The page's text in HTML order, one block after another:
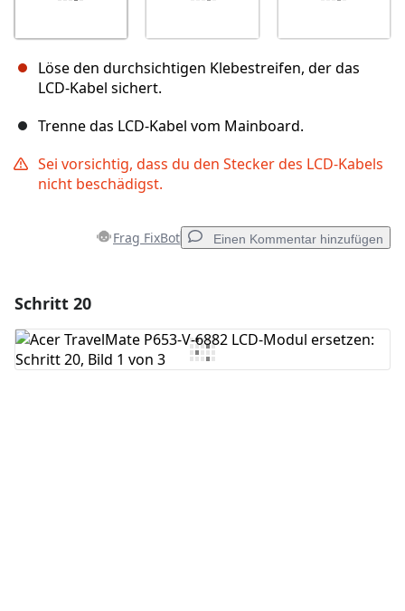
Löse den durchsichtigen Klebestreifen, der das
LCD-Kabel sichert.
Trenne das LCD-Kabel vom Mainboard.
Sei vorsichtig, dass du den Stecker des LCD-Kabels
nicht beschädigst.
Frag FixBot Einen Kommentar hinzufügen
Kommentar hinzufügen
Schritt 20